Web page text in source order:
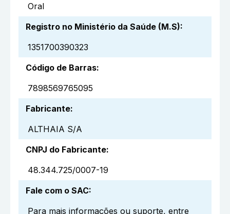
Oral
Registro no Ministério da Saúde (M.S):
1351700390323
Código de Barras:
7898569765095
Fabricante:
ALTHAIA S/A
CNPJ do Fabricante:
48.344.725/0007-19
Fale com o SAC:
Para mais informações ou suporte, entre